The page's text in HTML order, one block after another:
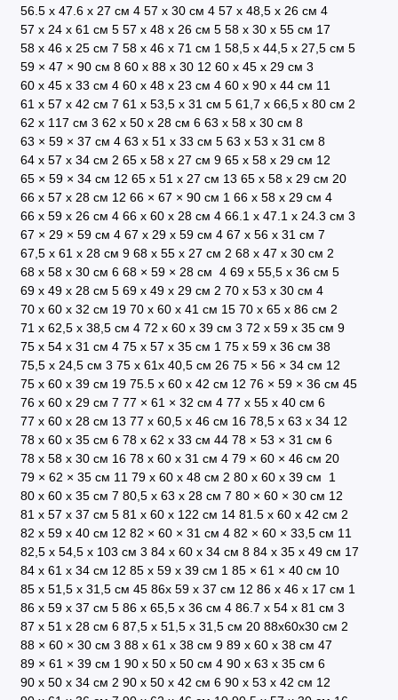
56.5 х 47.6 х 27 см 4 57 x 30 см 4 57 x 48,5 x 26 см 4
57 х 24 х 61 см 5 57 х 48 х 26 см 5 58 х 30 х 55 см 17
58 х 46 х 25 см 7 58 х 46 х 71 см 1 58,5 х 44,5 х 27,5 см 5
59 × 47 × 90 см 8 60 x 88 x 30 12 60 х 45 х 29 см 3
60 х 45 х 33 см 4 60 х 48 х 23 см 4 60 х 90 х 44 см 11
61 х 57 х 42 см 7 61 х 53,5 х 31 см 5 61,7 х 66,5 х 80 см 2
62 х 117 см 3 62 х 50 х 28 см 6 63 x 58 x 30 см 8
63 × 59 × 37 см 4 63 х 51 х 33 см 5 63 х 53 х 31 см 8
64 x 57 х 34 см 2 65 x 58 x 27 см 9 65 x 58 x 29 см 12
65 × 59 × 34 см 12 65 х 51 х 27 см 13 65 х 58 х 29 см 20
66 x 57 x 28 см 12 66 × 67 × 90 см 1 66 х 58 х 29 см 4
66 х 59 х 26 см 4 66 х 60 х 28 см 4 66.1 x 47.1 x 24.3 см 3
67 × 29 × 59 см 4 67 х 29 х 59 см 4 67 х 56 х 31 см 7
67,5 х 61 х 28 см 9 68 x 55 x 27 см 2 68 х 47 х 30 см 2
68 х 58 х 30 см 6 68 × 59 × 28 см 4 69 x 55,5 x 36 см 5
69 х 49 х 28 см 5 69 х 49 х 29 см 2 70 х 53 х 30 см 4
70 х 60 х 32 см 19 70 х 60 х 41 см 15 70 х 65 х 86 см 2
71 x 62,5 х 38,5 см 4 72 x 60 x 39 см 3 72 х 59 х 35 см 9
75 x 54 x 31 см 4 75 x 57 x 35 см 1 75 x 59 x 36 см 38
75,5 х 24,5 см 3 75 x 61x 40,5 см 26 75 × 56 × 34 см 12
75 х 60 х 39 см 19 75.5 х 60 х 42 см 12 76 × 59 × 36 см 45
76 х 60 х 29 см 7 77 × 61 × 32 см 4 77 х 55 х 40 см 6
77 х 60 х 28 см 13 77 х 60,5 х 46 см 16 78,5 х 63 х 34 12
78 x 60 x 35 см 6 78 x 62 x 33 см 44 78 × 53 × 31 см 6
78 х 58 х 30 см 16 78 х 60 х 31 см 4 79 × 60 × 46 см 20
79 × 62 × 35 см 11 79 х 60 х 48 см 2 80 x 60 x 39 см
1
80 х 60 х 35 см 7 80,5 х 63 х 28 см 7 80 × 60 × 30 см 12
81 х 57 х 37 см 5 81 х 60 х 122 см 14 81.5 х 60 х 42 см 2
82 x 59 x 40 см 12 82 × 60 × 31 см 4 82 × 60 × 33,5 см 11
82,5 х 54,5 х 103 см 3 84 x 60 x 34 см 8 84 х 35 х 49 см 17
84 х 61 х 34 см 12 85 x 59 x 39 см 1 85 × 61 × 40 см 10
85 х 51,5 х 31,5 см 45 86x 59 x 37 см 12 86 x 46 x 17 см 1
86 х 59 х 37 см 5 86 х 65,5 х 36 см 4 86.7 х 54 х 81 см 3
87 х 51 х 28 см 6 87,5 х 51,5 х 31,5 см 20 88х60х30 см 2
88 × 60 × 30 см 3 88 х 61 х 38 см 9 89 x 60 x 38 см 47
89 × 61 × 39 см 1 90 x 50 x 50 см 4 90 x 63 x 35 см 6
90 х 50 х 34 см 2 90 х 50 х 42 см 6 90 х 53 х 42 см 12